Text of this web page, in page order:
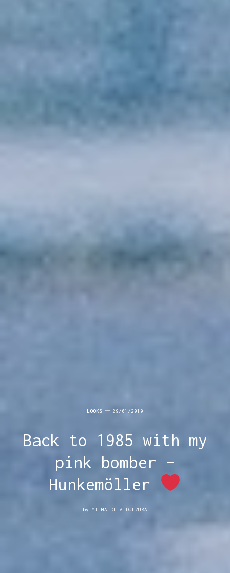
LOOKS 29/01/2019
Back to 1985 with my
pink bomber –
Hunkemöller
by MI MALDITA DULZURA